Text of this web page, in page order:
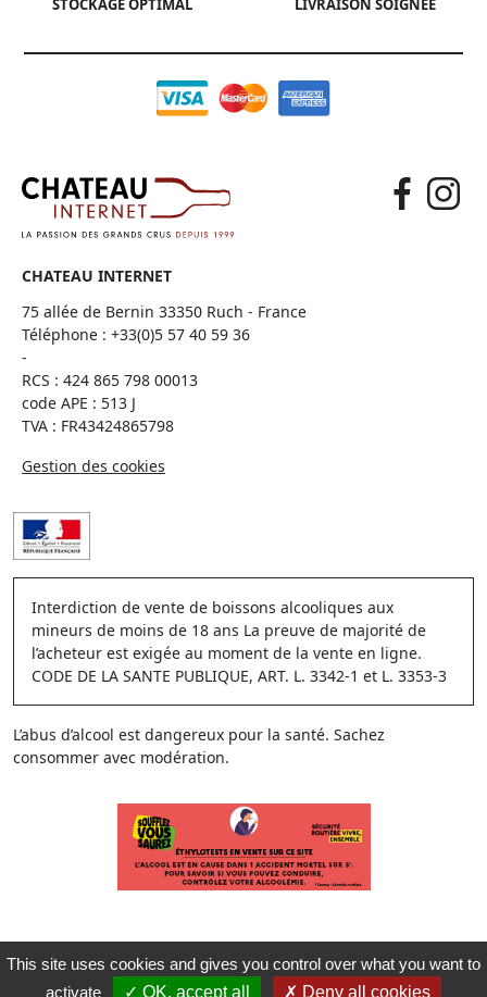
STOCKAGE OPTIMAL LIVRAISON SOIGNÉE
CHATEAU INTERNET
75 allée de Bernin 33350 Ruch - France
Téléphone : +33(0)5 57 40 59 36
-
RCS : 424 865 798 00013
code APE : 513 J
TVA : FR43424865798
Gestion des cookies
Interdiction de vente de boissons alcooliques aux
mineurs de moins de 18 ans La preuve de majorité de
l’acheteur est exigée au moment de la vente en ligne.
CODE DE LA SANTE PUBLIQUE, ART. L. 3342-1 et L. 3353-3
L’abus d’alcool est dangereux pour la santé. Sachez
consommer avec modération.
This site uses cookies and gives you control over what you want to
activate
OK, accept all Deny all cookies